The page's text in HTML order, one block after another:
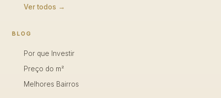
Ver todos →
BLOG
Por que Investir
Preço do m²
Melhores Bairros